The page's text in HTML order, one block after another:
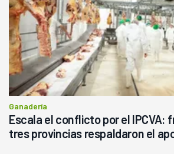
Ganadería
Escala el conflicto por el IPCVA:
tres provincias respaldaron el